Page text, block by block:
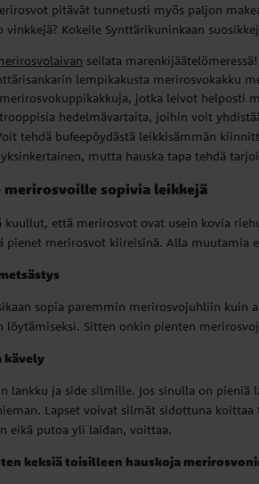
pitävät tunnetusti myös paljon
vinkkejä? Kokeile Synttärikuninkaan
seilata marenkijäätelömeressä!
lempikakusta merirosvokakku
jotka leivot helposti
hedelmävartaita, joihin voit
tehdä bufeepöydästä leikkisämmän
mutta hauska tapa tehdä
merirosvoille sopivia leikkejä
kuullut, että merirosvot ovat usein kovia
pienet merirosvot kiireisinä. Alla muutamia
sopia paremmin merirosvojuhliin kuin
löytämiseksi. Sitten onkin pienten
kävely
lankku ja side silmille. Jos sinulla on
Lapset voivat silmät sidottuna
eikä putoa yli laidan, voittaa.
keksiä toisilleen hauskoja